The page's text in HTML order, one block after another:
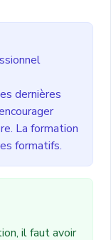
dernières
La formation
formatifs.
il faut avoir